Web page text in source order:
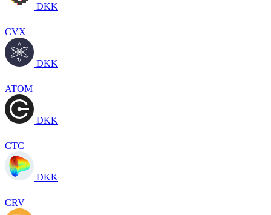
DKK
CVX
DKK
ATOM
DKK
CTC
DKK
CRV